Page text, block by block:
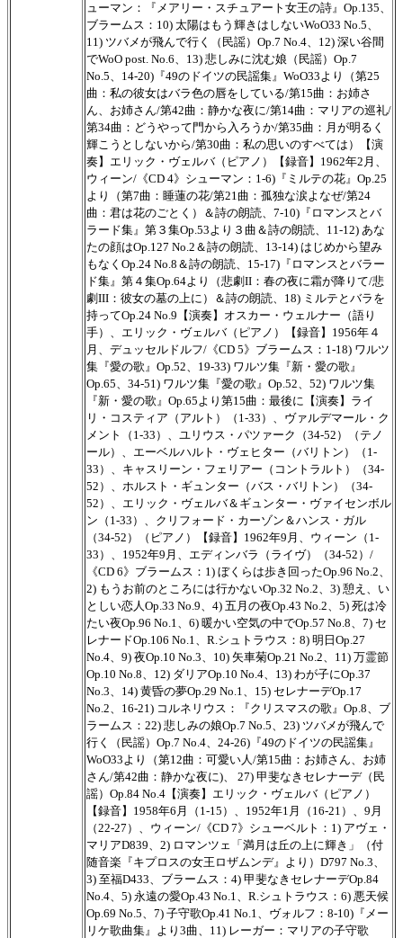
ューマン：『メアリー・スチュアート女王の詩』Op.135、
ブラームス：10) 太陽はもう輝きはしないWoO33 No.5、
11) ツバメが飛んで行く（民謡）Op.7 No.4、12) 深い谷間
でWoO post. No.6、13) 悲しみに沈む娘（民謡）Op.7
No.5、14-20)『49のドイツの民謡集』WoO33より（第25
曲：私の彼女はバラ色の唇をしている/第15曲：お姉さ
ん、お姉さん/第42曲：静かな夜に/第14曲：マリアの巡礼/
第34曲：どうやって門から入ろうか/第35曲：月が明るく
輝こうとしないから/第30曲：私の思いのすべては）【演
奏】エリック・ヴェルバ（ピアノ）【録音】1962年2月、
ウィーン/《CD 4》シューマン：1-6)『ミルテの花』Op.25
より（第7曲：睡蓮の花/第21曲：孤独な涙よなぜ/第24
曲：君は花のごとく）＆詩の朗読、7-10)『ロマンスとバ
ラード集』第３集Op.53より３曲＆詩の朗読、11-12) あな
たの顔はOp.127 No.2＆詩の朗読、13-14) はじめから望み
もなくOp.24 No.8＆詩の朗読、15-17)『ロマンスとバラー
ド集』第４集Op.64より（悲劇II：春の夜に霜が降りて/悲
劇III：彼女の墓の上に）＆詩の朗読、18) ミルテとバラを
持ってOp.24 No.9【演奏】オスカー・ウェルナー（語り
手）、エリック・ヴェルバ（ピアノ）【録音】1956年４
月、デュッセルドルフ/《CD 5》ブラームス：1-18) ワルツ
集『愛の歌』Op.52、19-33) ワルツ集『新・愛の歌』
Op.65、34-51) ワルツ集『愛の歌』Op.52、52) ワルツ集
『新・愛の歌』Op.65より第15曲：最後に【演奏】ライ
リ・コスティア（アルト）（1-33）、ヴァルデマール・ク
メント（1-33）、ユリウス・パツァーク（34-52）（テノ
ール）、エーベルハルト・ヴェヒター（バリトン）（1-
33）、キャスリーン・フェリアー（コントラルト）（34-
52）、ホルスト・ギュンター（バス・バリトン）（34-
52）、エリック・ヴェルバ＆ギュンター・ヴァイセンボル
ン（1-33）、クリフォード・カーゾン＆ハンス・ガル
（34-52）（ピアノ）【録音】1962年9月、ウィーン（1-
33）、1952年9月、エディンバラ（ライヴ）（34-52）/
《CD 6》ブラームス：1) ぼくらは歩き回ったOp.96 No.2、
2) もうお前のところには行かないOp.32 No.2、3) 憩え、い
としい恋人Op.33 No.9、4) 五月の夜Op.43 No.2、5) 死は冷
たい夜Op.96 No.1、6) 暖かい空気の中でOp.57 No.8、7) セ
レナードOp.106 No.1、R.シュトラウス：8) 明日Op.27
No.4、9) 夜Op.10 No.3、10) 矢車菊Op.21 No.2、11) 万霊節
Op.10 No.8、12) ダリアOp.10 No.4、13) わが子にOp.37
No.3、14) 黄昏の夢Op.29 No.1、15) セレナーデOp.17
No.2、16-21) コルネリウス：『クリスマスの歌』Op.8、ブ
ラームス：22) 悲しみの娘Op.7 No.5、23) ツバメが飛んで
行く（民謡）Op.7 No.4、24-26)『49のドイツの民謡集』
WoO33より（第12曲：可愛い人/第15曲：お姉さん、お姉
さん/第42曲：静かな夜に)、 27) 甲斐なきセレナーデ（民
謡）Op.84 No.4【演奏】エリック・ヴェルバ（ピアノ）
【録音】1958年6月（1-15）、1952年1月（16-21）、9月
（22-27）、ウィーン/《CD 7》シューベルト：1) アヴェ・
マリアD839、2) ロマンツェ「満月は丘の上に輝き」（付
随音楽『キプロスの女王ロザムンデ』より）D797 No.3、
3) 至福D433、ブラームス：4) 甲斐なきセレナーデOp.84
No.4、5) 永遠の愛Op.43 No.1、R.シュトラウス：6) 悪天候
Op.69 No.5、7) 子守歌Op.41 No.1、ヴォルフ：8-10)『メー
リケ歌曲集』より3曲、11) レーガー：マリアの子守歌